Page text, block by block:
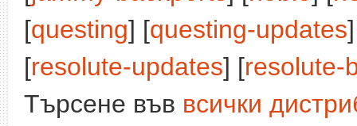
[questing] [questing-updates
[resolute-updates] [resolute-
Търсене във всички